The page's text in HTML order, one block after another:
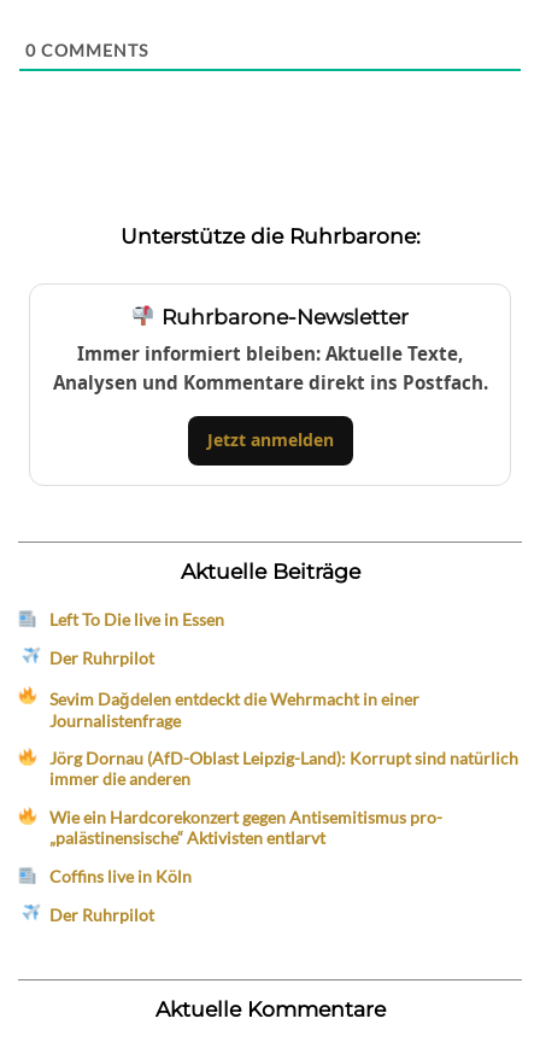
0 COMMENTS
Unterstütze die Ruhrbarone:
Ruhrbarone-Newsletter
Immer informiert bleiben: Aktuelle Texte,
Analysen und Kommentare direkt ins Postfach.
Jetzt anmelden
Aktuelle Beiträge
Left To Die live in Essen
Der Ruhrpilot
Sevim Dağdelen entdeckt die Wehrmacht in einer
Journalistenfrage
Jörg Dornau (AfD-Oblast Leipzig-Land): Korrupt sind natürlich
immer die anderen
Wie ein Hardcorekonzert gegen Antisemitismus pro-
„palästinensische“ Aktivisten entlarvt
Coffins live in Köln
Der Ruhrpilot
Aktuelle Kommentare